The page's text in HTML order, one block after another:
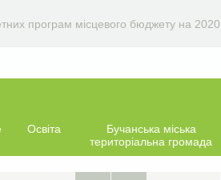
програм місцевого бюджету на 2020
Освіта
Бучанська міська
територіальна громада